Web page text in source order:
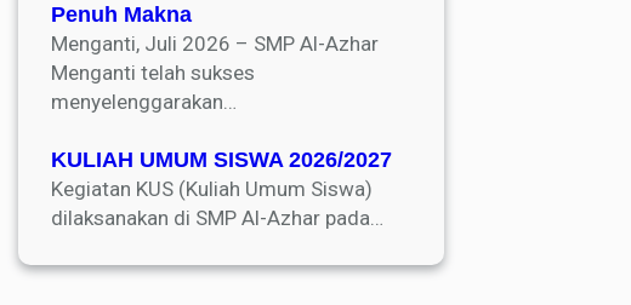
Penuh Makna
Menganti, Juli 2026 – SMP Al-Azhar
Menganti telah sukses
menyelenggarakan…
KULIAH UMUM SISWA 2026/2027
Kegiatan KUS (Kuliah Umum Siswa)
dilaksanakan di SMP Al-Azhar pada…